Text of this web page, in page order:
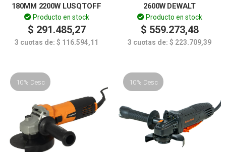
180MM 2200W LUSQTOFF
Producto en stock
$ 291.485,27
3 cuotas de: $ 116.594,11
2600W DEWALT
Producto en stock
$ 559.273,48
3 cuotas de: $ 223.709,39
10% Desc 10% Desc